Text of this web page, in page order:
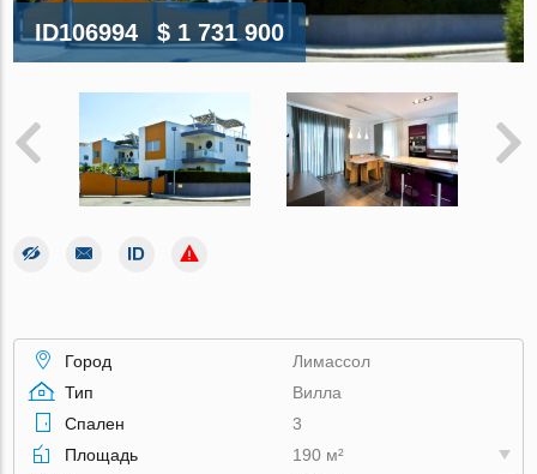
ID106994 $ 1 731 900
Город
Лимассол
Тип
Вилла
Спален
3
Площадь
190 м²